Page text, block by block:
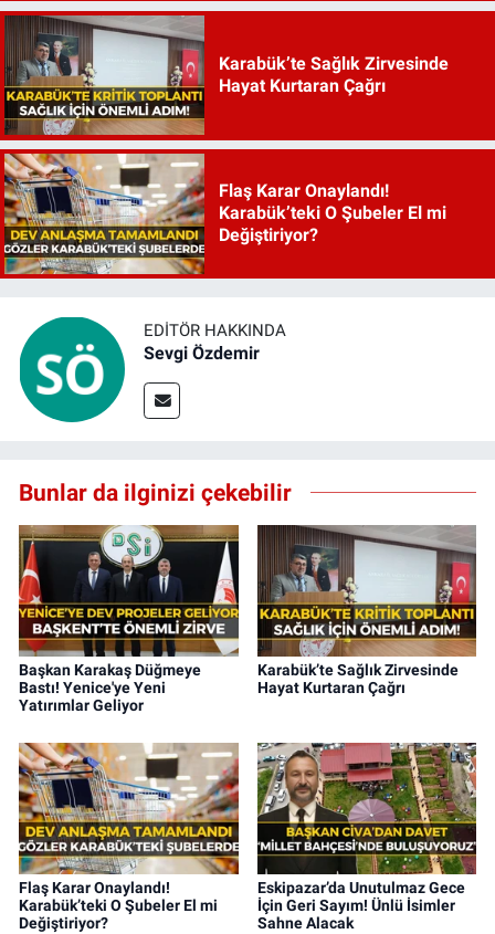
Karabük’te Sağlık Zirvesinde
Hayat Kurtaran Çağrı
Flaş Karar Onaylandı!
Karabük’teki O Şubeler El mi
Değiştiriyor?
EDITÖR HAKKINDA
Sevgi Özdemir
Bunlar da ilginizi çekebilir
Başkan Karakaş Düğmeye
Bastı! Yenice'ye Yeni
Yatırımlar Geliyor
Karabük’te Sağlık Zirvesinde
Hayat Kurtaran Çağrı
Flaş Karar Onaylandı!
Karabük’teki O Şubeler El mi
Değiştiriyor?
Eskipazar’da Unutulmaz Gece
İçin Geri Sayım! Ünlü İsimler
Sahne Alacak